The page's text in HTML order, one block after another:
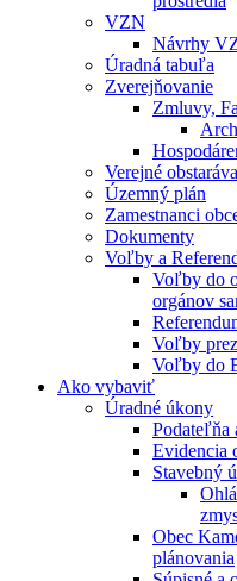
VZN
Návrhy
Úradná tabuľa
Zverejňovanie
Zmluvy,
Verejné
Územný plán
Zamestnanci
Dokumenty
Voľby a
Voľby do
orgánov
Voľby
Voľby do
Ako vybaviť
Úradné úkony
Podateľňa
Evidencia
Stavebný
Obec
plánovania